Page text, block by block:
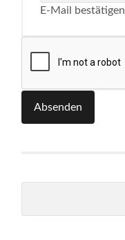
E-Mail bestätigen
Absenden